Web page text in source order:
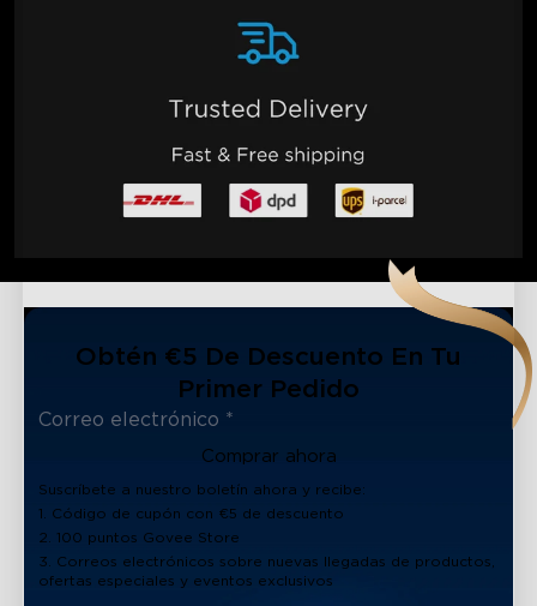
Obtén €5 De Descuento En Tu
Primer Pedido
Comprar ahora
Suscríbete a nuestro boletín ahora y recibe:
1. Código de cupón con €5 de descuento
2. 100 puntos Govee Store
3. Correos electrónicos sobre nuevas llegadas de productos,
ofertas especiales y eventos exclusivos